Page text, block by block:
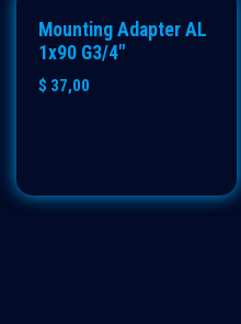
Mounting Adapter AL
1x90 G3/4"
$ 37,00